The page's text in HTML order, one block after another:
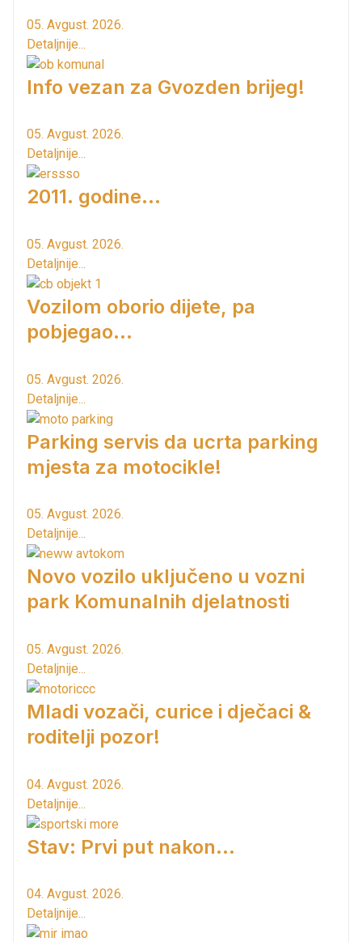
05. Avgust. 2026.
Detaljnije...
Info vezan za Gvozden brijeg!
05. Avgust. 2026.
Detaljnije...
2011. godine...
05. Avgust. 2026.
Detaljnije...
Vozilom oborio dijete, pa
pobjegao...
05. Avgust. 2026.
Detaljnije...
Parking servis da ucrta parking
mjesta za motocikle!
05. Avgust. 2026.
Detaljnije...
Novo vozilo uključeno u vozni
park Komunalnih djelatnosti
05. Avgust. 2026.
Detaljnije...
Mladi vozači, curice i dječaci &
roditelji pozor!
04. Avgust. 2026.
Detaljnije...
Stav: Prvi put nakon…
04. Avgust. 2026.
Detaljnije...